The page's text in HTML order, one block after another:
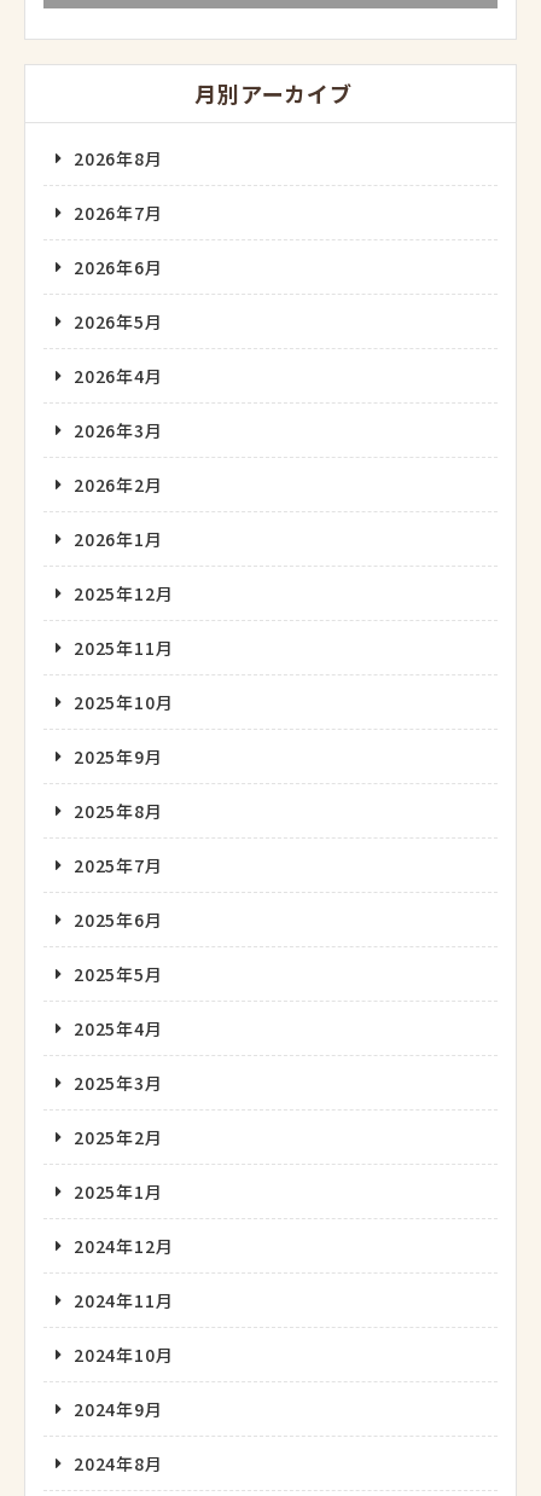
月別アーカイブ
2026年8月
2026年7月
2026年6月
2026年5月
2026年4月
2026年3月
2026年2月
2026年1月
2025年12月
2025年11月
2025年10月
2025年9月
2025年8月
2025年7月
2025年6月
2025年5月
2025年4月
2025年3月
2025年2月
2025年1月
2024年12月
2024年11月
2024年10月
2024年9月
2024年8月